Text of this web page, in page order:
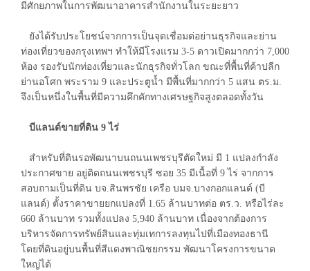
มีศักยภาพในการพัฒนาอาคารสำนักงานในระยะยาว
ยังได้รับประโยชน์จากการเป็นจุดเชื่อมต่อย่านธุรกิจและย่าน
ท่องเที่ยวของกรุงเทพฯ ทำให้มีโรงแรม 3-5 ดาวเปิดมากกว่า 7,000
ห้อง รองรับนักท่องเที่ยวและนักธุรกิจทั่วโลก ขณะที่พื้นที่ค้าปลีก
ย่านอโศก พระราม 9 และประตูน้ำ มีพื้นที่มากกว่า 5 แสน ตร.ม.
จึงเป็นหนึ่งในพื้นที่มีความคึกคักทางเศรษฐกิจสูงตลอดทั้งวัน
บีแลนด์ขายที่ดิน 9 ไร่
สำหรับที่ดินรอพัฒนาบนถนนเพชรบุรีตัดใหม่ มี 1 แปลงกำลัง
ประกาศขาย อยู่ติดถนนเพชรบุรี ซอย 35 มีเนื้อที่ 9 ไร่ จากการ
สอบถามเป็นที่ดิน บจ.สินพรชัย เครือ บมจ.บางกอกแลนด์ (บี
แลนด์) ตั้งราคาขายยกแปลงที่ 1.65 ล้านบาทต่อ ตร.ว. หรือไร่ละ
660 ล้านบาท รวมทั้งแปลง 5,940 ล้านบาท เนื่องจากต้องการ
บริหารจัดการทรัพย์สินและทุ่มเทการลงทุนไปที่เมืองทองธานี
โดยที่ดินอยู่บนพื้นที่สีแดงพาณิชยกรรม พัฒนาโครงการขนาด
ใหญ่ได้